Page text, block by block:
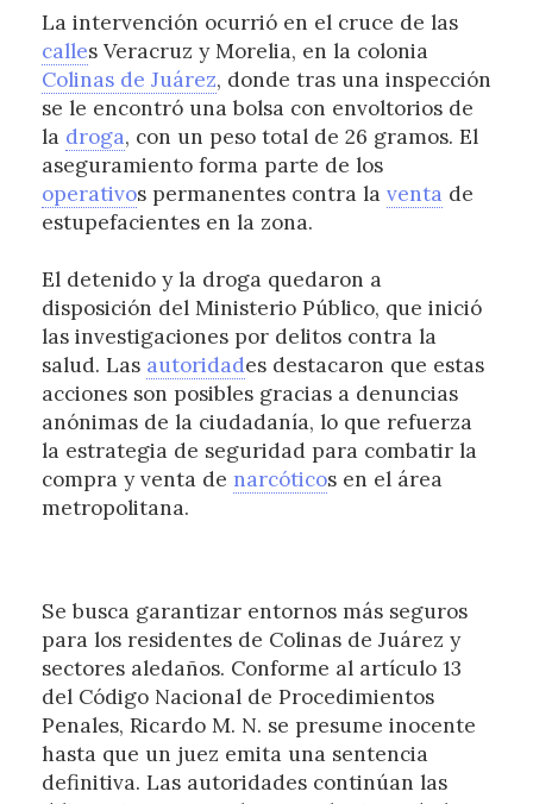
La intervención ocurrió en el cruce de las
calles Veracruz y Morelia, en la colonia
Colinas de Juárez, donde tras una inspección
se le encontró una bolsa con envoltorios de
la droga, con un peso total de 26 gramos. El
aseguramiento forma parte de los
operativos permanentes contra la venta de
estupefacientes en la zona.
El detenido y la droga quedaron a
disposición del Ministerio Público, que inició
las investigaciones por delitos contra la
salud. Las autoridades destacaron que estas
acciones son posibles gracias a denuncias
anónimas de la ciudadanía, lo que refuerza
la estrategia de seguridad para combatir la
compra y venta de narcóticos en el área
metropolitana.
Se busca garantizar entornos más seguros
para los residentes de Colinas de Juárez y
sectores aledaños. Conforme al artículo 13
del Código Nacional de Procedimientos
Penales, Ricardo M. N. se presume inocente
hasta que un juez emita una sentencia
definitiva. Las autoridades continúan las